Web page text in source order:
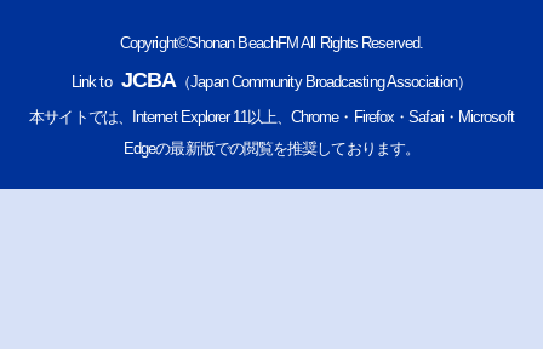
Copyright©Shonan BeachFM All Rights Reserved.
Link to JCBA （Japan Community Broadcasting Association）
本サイトでは、Internet Explorer 11以上、Chrome・Firefox・Safari・Microsoft
Edgeの最新版での閲覧を推奨しております。